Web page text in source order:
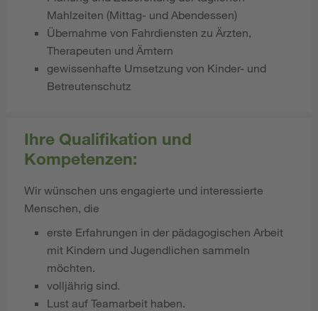
Mahlzeiten (Mittag- und Abendessen)
Übernahme von Fahrdiensten zu Ärzten,
Therapeuten und Ämtern
gewissenhafte Umsetzung von Kinder- und
Betreutenschutz
Ihre Qualifikation und
Kompetenzen:
Wir wünschen uns engagierte und interessierte
Menschen, die
erste Erfahrungen in der pädagogischen Arbeit
mit Kindern und Jugendlichen sammeln
möchten.
volljährig sind.
Lust auf Teamarbeit haben.